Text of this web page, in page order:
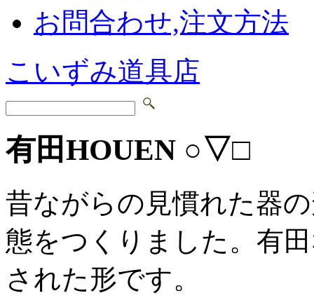
お問合わせ,注文方法
こいずみ道具店
有田HOUEN ○▽□
昔ながらの見慣れた器
態をつくりました。有
された形です。